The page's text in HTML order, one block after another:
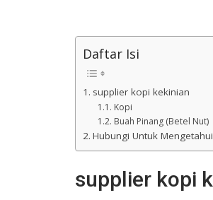
Daftar Isi
supplier kopi kekinian
Kopi
Buah Pinang (Betel Nut)
Hubungi Untuk
supplier kopi